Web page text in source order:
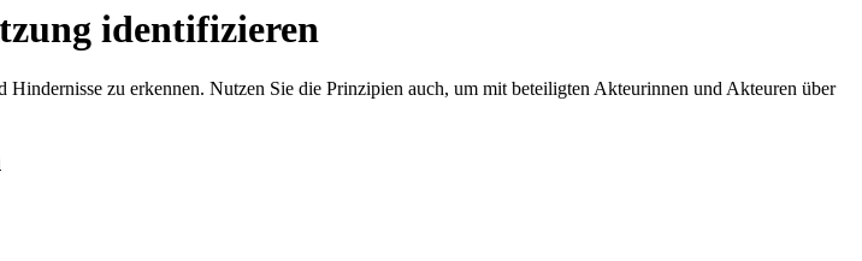
identifizieren
zu erkennen. Nutzen Sie die Prinzipien auch, um mit beteiligten Akteurinnen und Akteuren über